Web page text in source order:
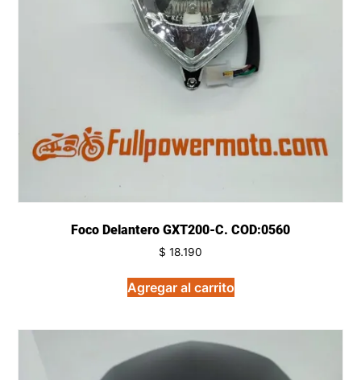
Foco Delantero GXT200-C. COD:0560
$ 18.190
Agregar al carrito